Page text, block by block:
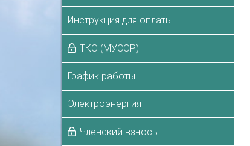
Инструкция для оплаты
ТКО (МУСОР)
График работы
Электроэнергия
Членский взносы